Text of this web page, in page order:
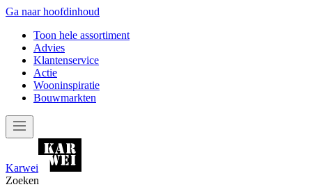
Ga naar hoofdinhoud
Toon hele assortiment
Advies
Klantenservice
Actie
Wooninspiratie
Bouwmarkten
Karwei
Zoeken